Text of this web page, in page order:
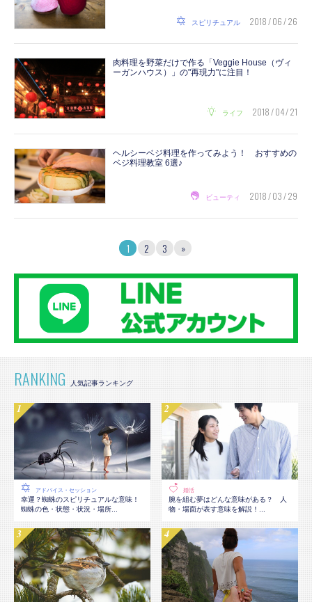
スピリチュアル 2018 / 06 / 26
肉料理を野菜だけで作る「Veggie House（ヴィ
ーガンハウス）」の"再現力"に注目！
ライフ 2018 / 04 / 21
ヘルシーベジ料理を作ってみよう！ おすすめの
ベジ料理教室 6選♪
ビューティ 2018 / 03 / 29
1 2 3 »
RANKING
アドバイス・セッション
幸運？蜘蛛のスピリチュアルな意味！
蜘蛛の色・状態・状況・場所...
婚活
腕を組む夢はどんな意味がある？ 人
物・場面が表す意味を解説！...